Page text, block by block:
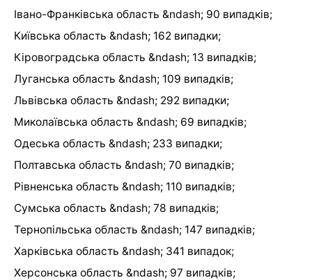
Івано-Франківська область &ndash; 90 випадків;
Київська область &ndash; 162 випадки;
Кіровоградська область &ndash; 13 випадків;
Луганська область &ndash; 109 випадків;
Львівська область &ndash; 292 випадки;
Миколаївська область &ndash; 69 випадків;
Одеська область &ndash; 233 випадки;
Полтавська область &ndash; 70 випадків;
Рівненська область &ndash; 110 випадків;
Сумська область &ndash; 78 випадків;
Тернопільська область &ndash; 147 випадків;
Харківська область &ndash; 341 випадок;
Херсонська область &ndash; 97 випадків;